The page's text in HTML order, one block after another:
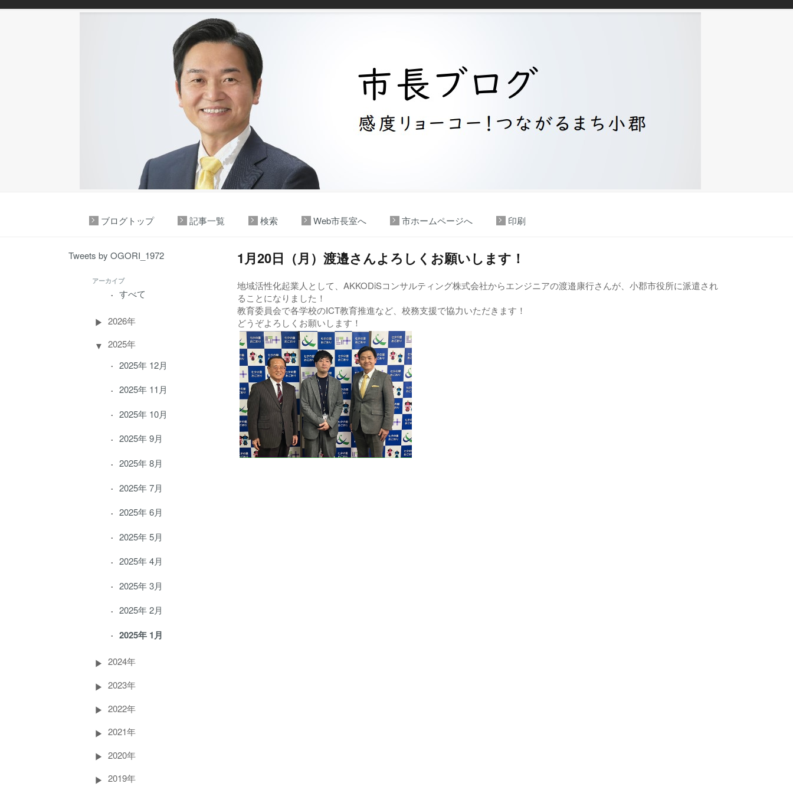
ブログトップ 記事一覧 検索 Web市長室へ 市ホームページへ 印刷
Tweets by OGORI_1972
アーカイブ
すべて
2026年
2025年
2025年 12月
2025年 11月
2025年 10月
2025年 9月
2025年 8月
2025年 7月
2025年 6月
2025年 5月
2025年 4月
2025年 3月
2025年 2月
2025年 1月
2024年
2023年
2022年
2021年
2020年
2019年
1月20日（月）渡邉さんよろしくお願いします！
地域活性化起業人として、AKKODiSコンサルティング株式会社からエンジニアの渡邉康行さんが、小郡市役所に派遣され
ることになりました！
教育委員会で各学校のICT教育推進など、校務支援で協力いただきます！
どうぞよろしくお願いします！